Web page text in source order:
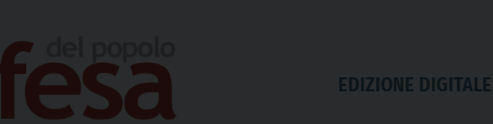
EDIZIONE DIGITALE